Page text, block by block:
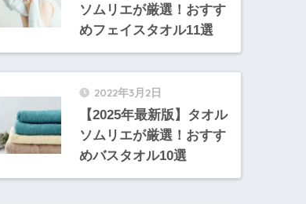
ソムリエが厳選！おすす
めフェイスタオル11選
2022年3月2日
【2025年最新版】タオル
ソムリエが厳選！おすす
めバスタオル10選